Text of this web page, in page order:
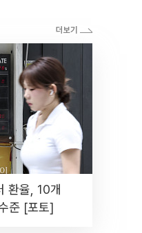
환율, 10개
월만에 최저치 수준 [포토]